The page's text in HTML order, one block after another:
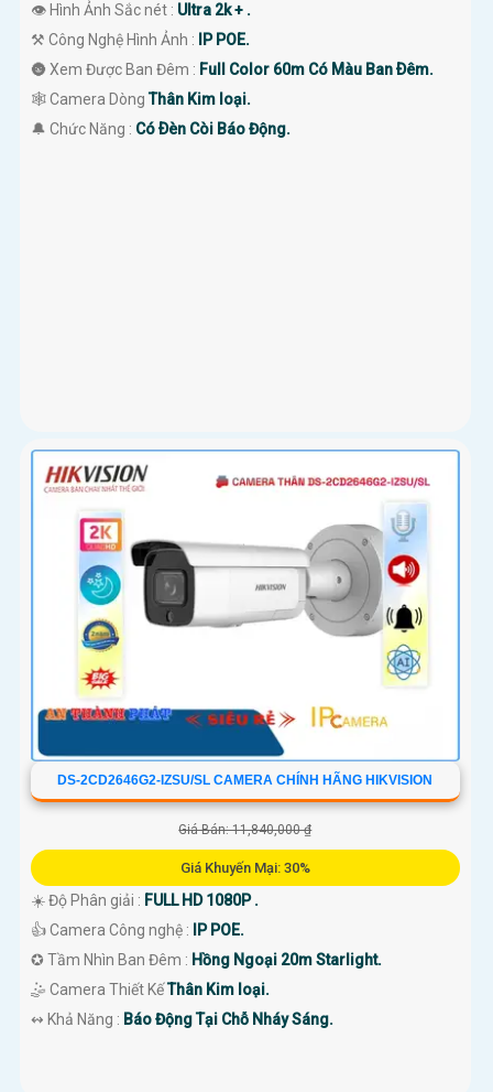
👁 Hình Ảnh Sắc nét : Ultra 2k + .
⚒ Công Nghệ Hình Ảnh :
IP POE.
🌚 Xem Được Ban Đêm : Full Color 60m Có Màu Ban Ðêm.
🕸️ Camera DòngThân Kim loại.
️🔔 Chức Năng : Có Ðèn Còi Báo Động.
DS-2CD2646G2-IZSU/SL CAMERA CHÍNH HÃNG HIKVISION
Giá Bán: 11,840,000 ₫
Giá Khuyến Mại: 30%
☀️ Độ Phân giải : FULL HD 1080P .
👍 Camera Công nghệ :
IP POE.
✪ Tầm Nhìn Ban Đêm : Hồng Ngoại 20m Starlight.
🤹 Camera Thiết KếThân Kim loại.
️↭ Khả Năng : Báo Động Tại Chỗ Nháy Sáng.